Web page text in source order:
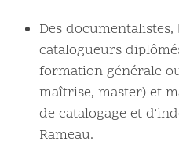
Des
catalogueurs
formation générale
maîtrise, master) et
de catalogage et
Rameau.